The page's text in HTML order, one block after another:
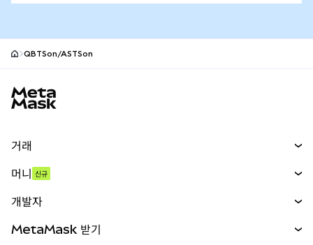
QBTSon/ASTSon
거래
무기한 선물
실물자산
머니 신규
개발자
MetaMask 받기